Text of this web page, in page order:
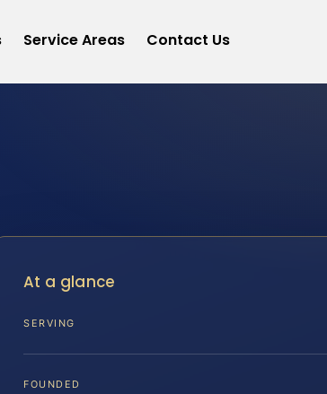
Service Areas Contact Us
At a glance
SERVING
FOUNDED